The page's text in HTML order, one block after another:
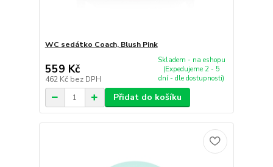
WC sedátko Coach, Blush Pink
559 Kč
462 Kč bez DPH
Skladem - na eshopu
(Expedujeme 2 - 5
dní - dle dostupnosti)
Přidat do košíku